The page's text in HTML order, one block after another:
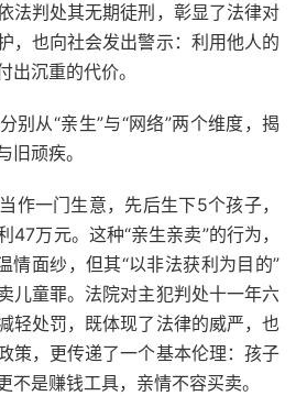
法判处其无期徒刑，彰显了法律对
，也向社会发出警示：利用他人的
出沉重的代价。
别从“亲生”与“网络”两个维度，揭
旧顽疾。
作一门生意，先后生下5个孩子，
47万元。这种“亲生亲卖”的行为，
情面纱，但其“以非法获利为目的”
儿童罪。法院对主犯判处十一年六
轻处罚，既体现了法律的威严，也
策，更传递了一个基本伦理：孩子
不是赚钱工具，亲情不容买卖。